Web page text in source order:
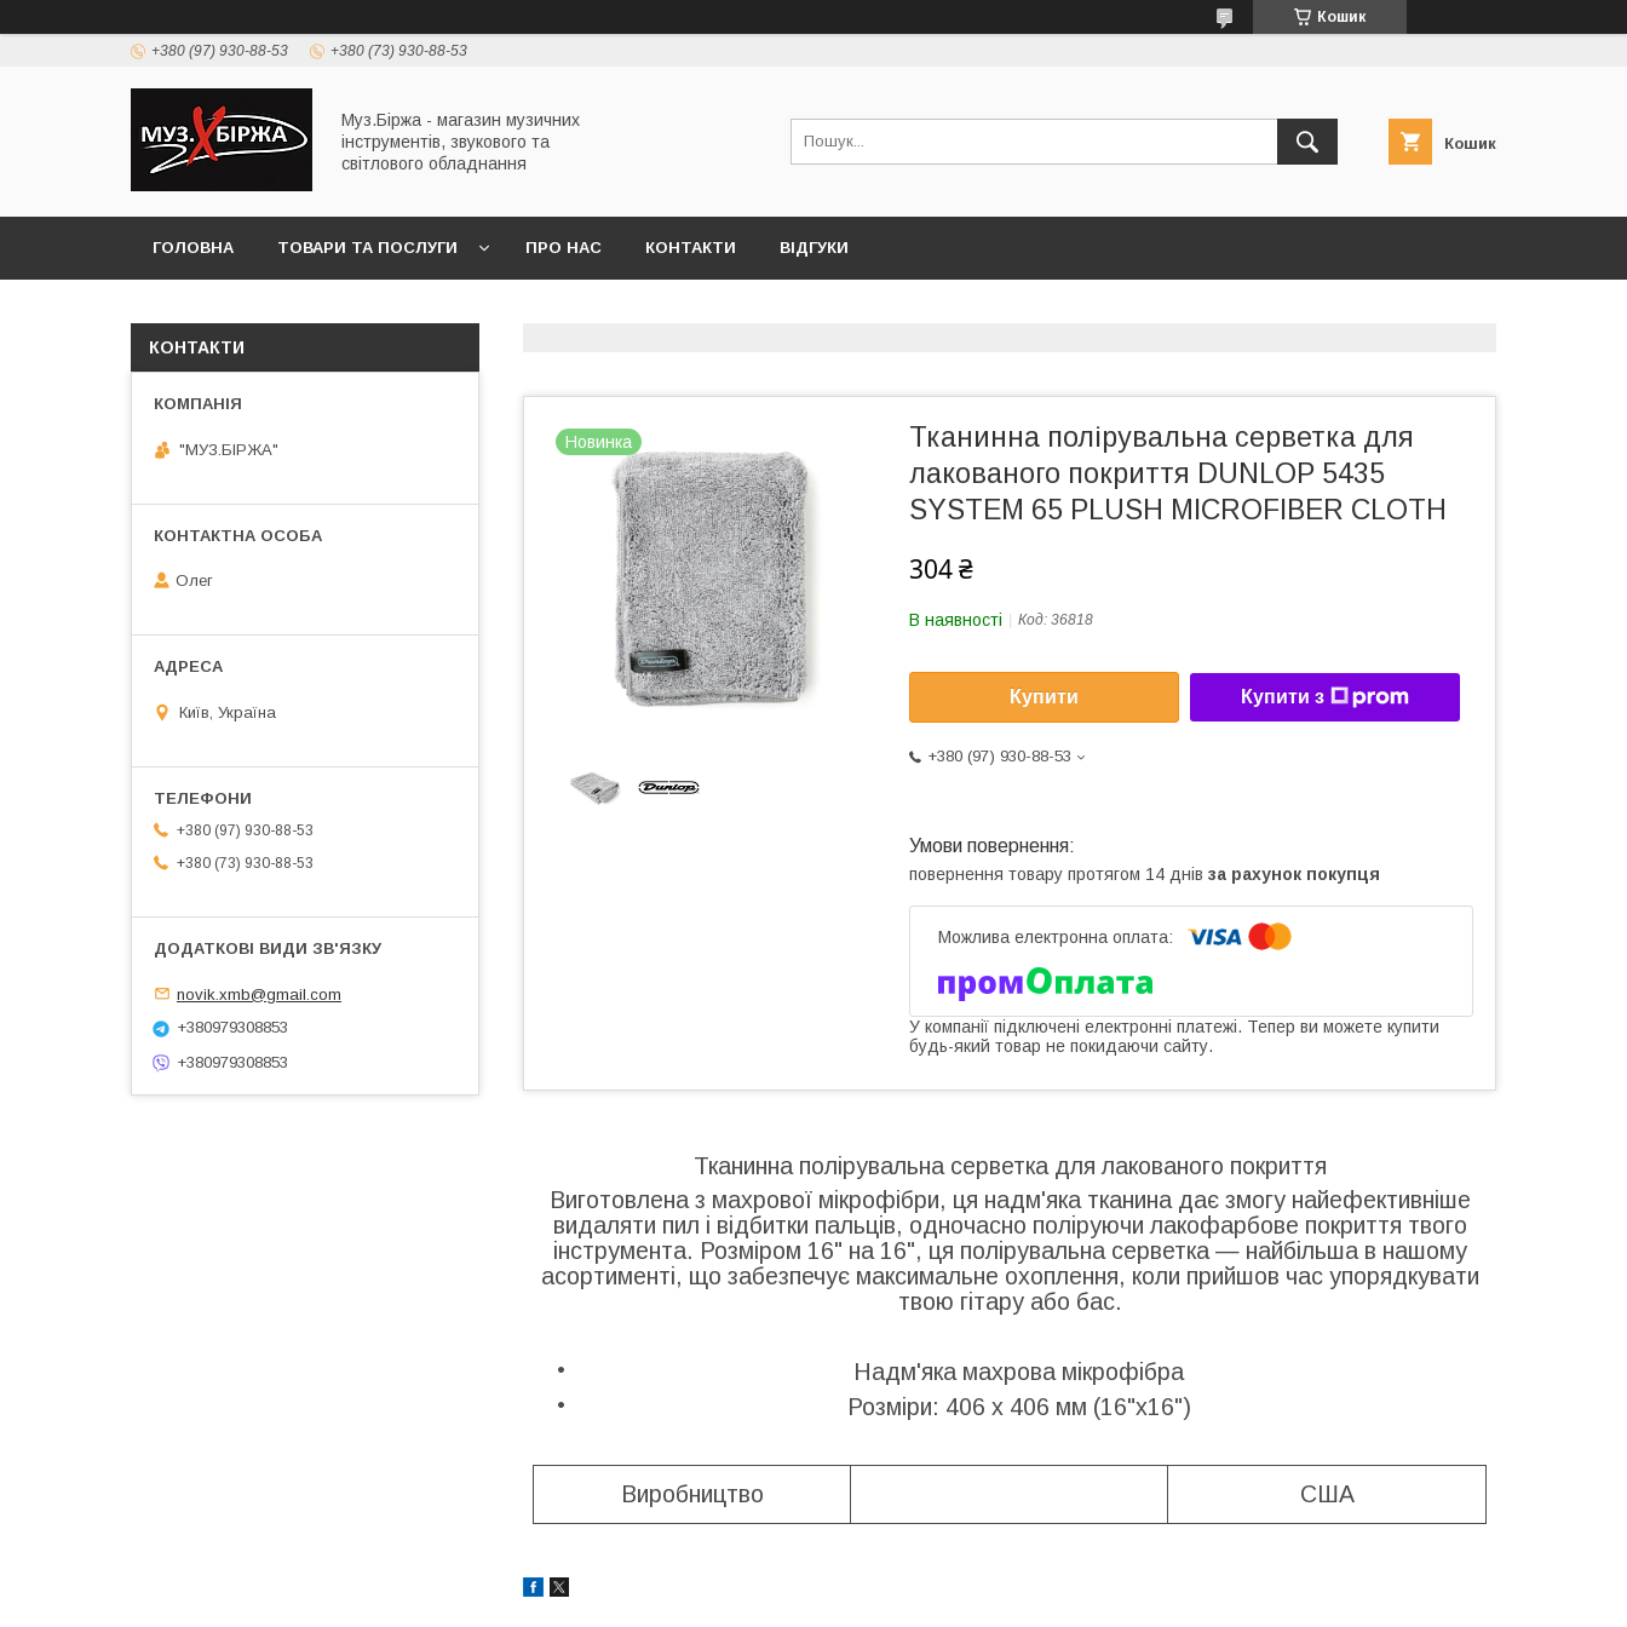
Кошик
+380 (97) 930-88-53 +380 (73) 930-88-53
Муз.Біржа - магазин музичних
інструментів, звукового та
світлового обладнання
Кошик
ГОЛОВНА ТОВАРИ ТА ПОСЛУГИ ПРО НАС КОНТАКТИ ВІДГУКИ
Новинка
Тканинна полірувальна серветка для
лакованого покриття DUNLOP 5435
SYSTEM 65 PLUSH MICROFIBER CLOTH
304 ₴
В наявності Код: 36818
Купити Купити з
+380 (97) 930-88-53
повернення товару протягом 14 днів за рахунок покупця
У компанії підключені електронні платежі. Тепер ви можете купити
будь-який товар не покидаючи сайту.
Тканинна полірувальна серветка для лакованого покриття
Виготовлена з махрової мікрофібри, ця надм'яка тканина дає змогу найефективніше
видаляти пил і відбитки пальців, одночасно поліруючи лакофарбове покриття твого
інструмента. Розміром 16" на 16", ця полірувальна серветка — найбільша в нашому
асортименті, що забезпечує максимальне охоплення, коли прийшов час упорядкувати
твою гітару або бас.
Надм'яка махрова мікрофібра
Розміри: 406 х 406 мм (16"х16")
Виробництво США
КОНТАКТИ
"МУЗ.БІРЖА"
Олег
Київ, Україна
+380 (97) 930-88-53
+380 (73) 930-88-53
novik.xmb@gmail.com
+380979308853
+380979308853